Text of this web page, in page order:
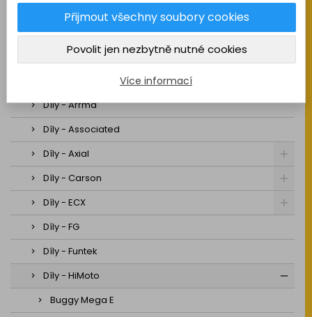
Stavebnice aut elektro
Auta na spalovací motor
Náhradní díly
Díly - Arrma
Díly - Associated
Díly - Axial
Díly - Carson
Díly - ECX
Díly - FG
Díly - Funtek
Díly - HiMoto
Buggy Mega E
Přijmout všechny soubory cookies
Povolit jen nezbytně nutné cookies
Více informací